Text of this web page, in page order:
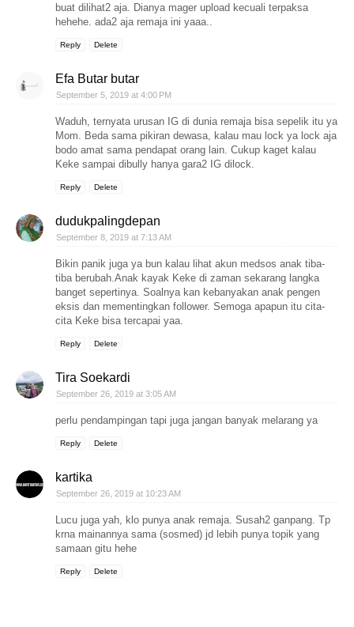
buat dilihat2 aja. Dianya mager upload kecuali terpaksa
hehehe. ada2 aja remaja ini yaaa..
Reply Delete
Efa Butar butar
September 5, 2019 at 4:00 PM
Waduh, ternyata urusan IG di dunia remaja bisa sepelik itu ya
Mom. Beda sama pikiran dewasa, kalau mau lock ya lock aja
bodo amat sama pendapat orang lain. Cukup kaget kalau
Keke sampai dibully hanya gara2 IG dilock.
Reply Delete
dudukpalingdepan
September 8, 2019 at 7:13 AM
Bikin panik juga ya bun kalau lihat akun medsos anak tiba-
tiba berubah.Anak kayak Keke di zaman sekarang langka
banget sepertinya. Soalnya kan kebanyakan anak pengen
eksis dan mementingkan follower. Semoga apapun itu cita-
cita Keke bisa tercapai yaa.
Reply Delete
Tira Soekardi
September 26, 2019 at 3:05 AM
perlu pendampingan tapi juga jangan banyak melarang ya
Reply Delete
kartika
September 26, 2019 at 10:23 AM
Lucu juga yah, klo punya anak remaja. Susah2 ganpang. Tp
krna mainannya sama (sosmed) jd lebih punya topik yang
samaan gitu hehe
Reply Delete